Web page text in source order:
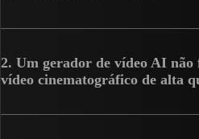
2. Um gerador de vídeo AI
vídeo cinematográfico de alta